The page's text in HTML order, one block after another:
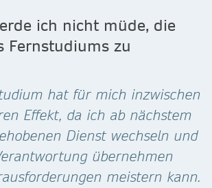
ich nicht müde, die
Fernstudiums zu
hat für mich inzwischen
Effekt, da ich ab nächstem
Dienst wechseln und
übernehmen
meistern kann.